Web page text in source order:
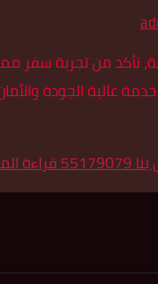
من تجربة سفر
عالية الجودة
قراءة